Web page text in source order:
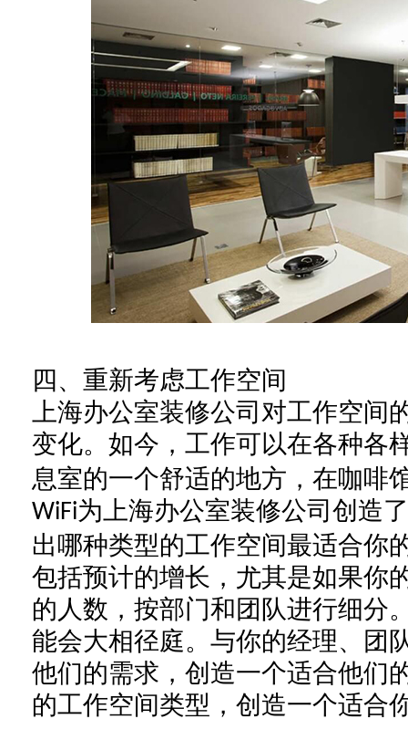
四、 重新考虑工作空间
上海办公室装修公司 对工作空间
变化。如今，工作可以在各种各
息室的一个舒适的地方，在咖啡
WiFi为 上海办公室装修公司创造
出哪种类型的工作空间最适合你
包括预计的增长，尤其是如果你
的人数，按部门和团队进行细分
能会大相径庭。与你的经理、团
他们的需求，创造一个适合他们
的工作空间类型，创造一个适合